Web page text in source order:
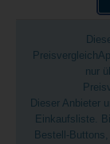
nur
Dieser Anbieter
Einkaufsliste.
Bestell-